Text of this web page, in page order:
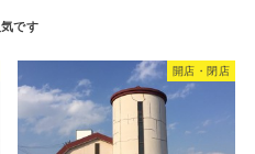
開店・閉店